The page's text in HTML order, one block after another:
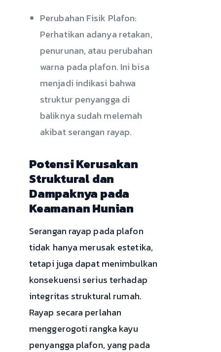
Perubahan Fisik Plafon:
Perhatikan adanya retakan,
penurunan, atau perubahan
warna pada plafon. Ini bisa
menjadi indikasi bahwa
struktur penyangga di
baliknya sudah melemah
akibat serangan rayap.
Potensi Kerusakan
Struktural dan
Dampaknya pada
Keamanan Hunian
Serangan rayap pada plafon
tidak hanya merusak estetika,
tetapi juga dapat menimbulkan
konsekuensi serius terhadap
integritas struktural rumah.
Rayap secara perlahan
menggerogoti rangka kayu
penyangga plafon, yang pada